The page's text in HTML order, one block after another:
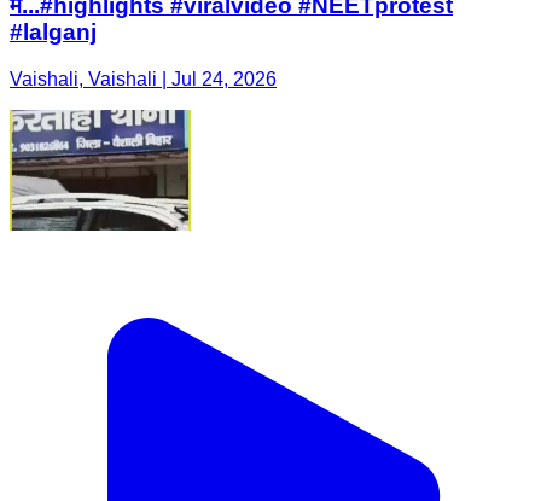
में...#highlights #viralvideo #NEETprotest
#lalganj
Vaishali, Vaishali | Jul 24, 2026